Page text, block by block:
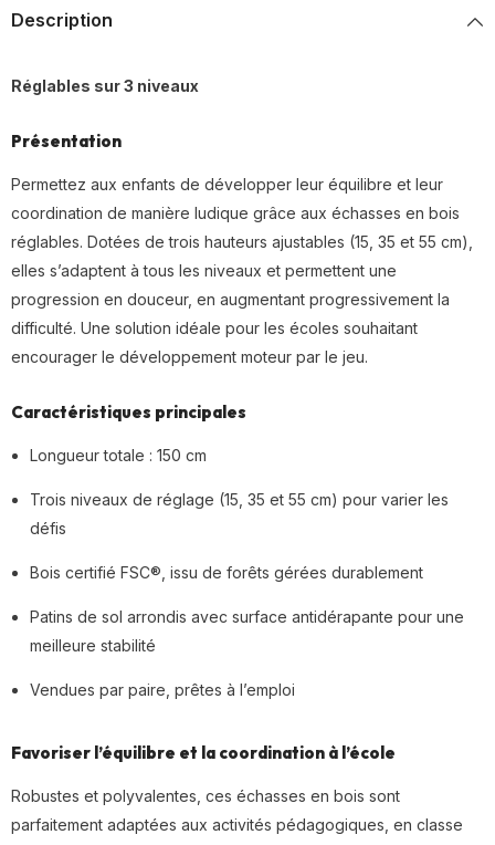
Description
Réglables sur 3 niveaux
Présentation
Permettez aux enfants de développer leur équilibre et leur
coordination de manière ludique grâce aux échasses en bois
réglables. Dotées de trois hauteurs ajustables (15, 35 et 55 cm),
elles s’adaptent à tous les niveaux et permettent une
progression en douceur, en augmentant progressivement la
difficulté. Une solution idéale pour les écoles souhaitant
encourager le développement moteur par le jeu.
Caractéristiques principales
Longueur totale : 150 cm
Trois niveaux de réglage (15, 35 et 55 cm) pour varier les
défis
Bois certifié FSC®, issu de forêts gérées durablement
Patins de sol arrondis avec surface antidérapante pour une
meilleure stabilité
Vendues par paire, prêtes à l’emploi
Favoriser l’équilibre et la coordination à l’école
Robustes et polyvalentes, ces échasses en bois sont
parfaitement adaptées aux activités pédagogiques, en classe